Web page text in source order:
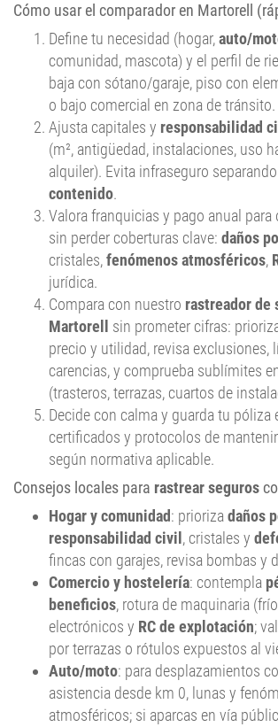
Cómo usar el comparador en Martorell
Define tu necesidad (hogar,auto/
comunidad, mascota) y el perfil de
baja con sótano/garaje, piso con
o bajo comercial en zona de tránsito.
Ajusta capitales y responsabilidad
(m², antigüedad, instalaciones, uso
alquiler). Evita infraseguro separando
contenido.
Valora franquicias y pago anual
sin perder coberturas clave: daños
cristales,fenómenos atmosféricos,
jurídica.
Compara con nuestro rastreador de
Martorell
sin prometer cifras:
precio y utilidad, revisa exclusiones,
carencias, y comprueba sublímites
(trasteros, terrazas, cuartos de
Decide con calma y guarda tu
certificados y protocolos de
según normativa aplicable.
Consejos locales para rastrear seguros
Hogar y comunidad: priorizadaños
responsabilidad civil , cristales y
fincas con garajes, revisa bombas y
Comercio y hostelería: contempla
beneficios, rotura de maquinaria
electrónicos y RC de explotación;
por terrazas o rótulos expuestos al
Auto/moto: para desplazamientos
asistencia desde km 0, lunas y
atmosféricos; si aparcas en vía